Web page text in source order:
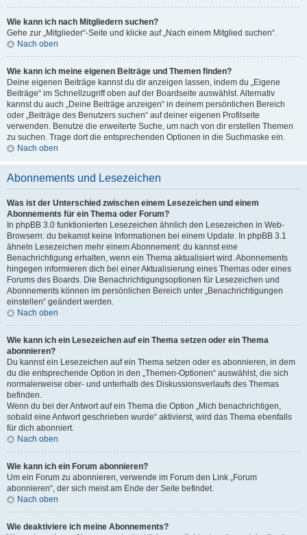
Wie kann ich nach Mitgliedern suchen?
Gehe zur „Mitglieder“-Seite und klicke auf „Nach einem Mitglied suchen“.
Nach oben
Wie kann ich meine eigenen Beiträge und Themen finden?
Deine eigenen Beiträge kannst du dir anzeigen lassen, indem du „Eigene
Beiträge“ im Schnellzugriff oben auf der Boardseite auswählst. Alternativ
kannst du auch „Deine Beiträge anzeigen“ in deinem persönlichen Bereich
oder „Beiträge des Benutzers suchen“ auf deiner eigenen Profilseite
verwenden. Benutze die erweiterte Suche, um nach von dir erstellen Themen
zu suchen. Trage dort die entsprechenden Optionen in die Suchmaske ein.
Nach oben
Abonnements und Lesezeichen
Was ist der Unterschied zwischen einem Lesezeichen und einem
Abonnements für ein Thema oder Forum?
In phpBB 3.0 funktionierten Lesezeichen ähnlich den Lesezeichen in Web-
Browsern: du bekamst keine Informationen bei einem Update. In phpBB 3.1
ähneln Lesezeichen mehr einem Abonnement: du kannst eine
Benachrichtigung erhalten, wenn ein Thema aktualisiert wird. Abonnements
hingegen informieren dich bei einer Aktualisierung eines Themas oder eines
Forums des Boards. Die Benachrichtigungsoptionen für Lesezeichen und
Abonnements können im persönlichen Bereich unter „Benachrichtigungen
einstellen“ geändert werden.
Nach oben
Wie kann ich ein Lesezeichen auf ein Thema setzen oder ein Thema
abonnieren?
Du kannst ein Lesezeichen auf ein Thema setzen oder es abonnieren, in dem
du die entsprechende Option in den „Themen-Optionen“ auswählst, die sich
normalerweise ober- und unterhalb des Diskussionsverlaufs des Themas
befinden.
Wenn du bei der Antwort auf ein Thema die Option „Mich benachrichtigen,
sobald eine Antwort geschrieben wurde“ aktivierst, wird das Thema ebenfalls
für dich abonniert.
Nach oben
Wie kann ich ein Forum abonnieren?
Um ein Forum zu abonnieren, verwende im Forum den Link „Forum
abonnieren“, der sich meist am Ende der Seite befindet.
Nach oben
Wie deaktiviere ich meine Abonnements?